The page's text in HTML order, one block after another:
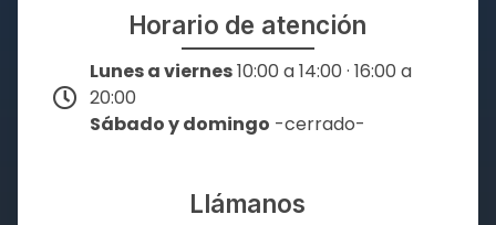
Horario de atención
Lunes a viernes10:00 a 14:00 · 16:00 a
20:00
Sábado y domingo -cerrado-
Llámanos